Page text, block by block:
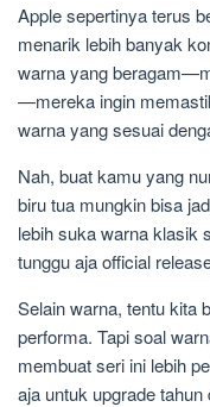
Apple sepertinya terus
menarik lebih banyak
warna yang
—mereka ingin
warna yang sesuai
Nah, buat kamu yang
biru tua mungkin bisa
lebih suka warna klasik
tunggu aja official
Selain warna, tentu kita
performa. Tapi soal
membuat seri ini lebih
aja untuk upgrade tahun